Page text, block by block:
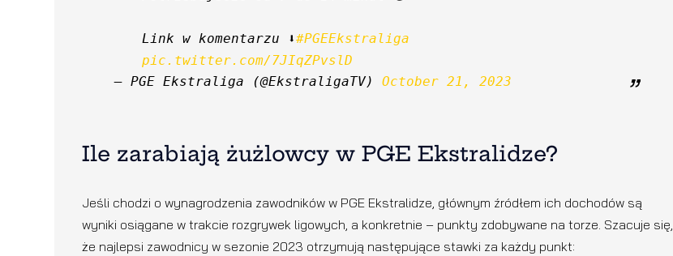
Link w komentarzu ⬇️#PGEEkstraliga
pic.twitter.com/7JIqZPvslD
— PGE Ekstraliga (@EkstraligaTV) October 21, 2023
Ile zarabiają żużlowcy w PGE Ekstralidze?
Jeśli chodzi o wynagrodzenia zawodników w PGE Ekstralidze, głównym źródłem ich dochodów są
wyniki osiągane w trakcie rozgrywek ligowych, a konkretnie – punkty zdobywane na torze. Szacuje się,
że najlepsi zawodnicy w sezonie 2023 otrzymują następujące stawki za każdy punkt: